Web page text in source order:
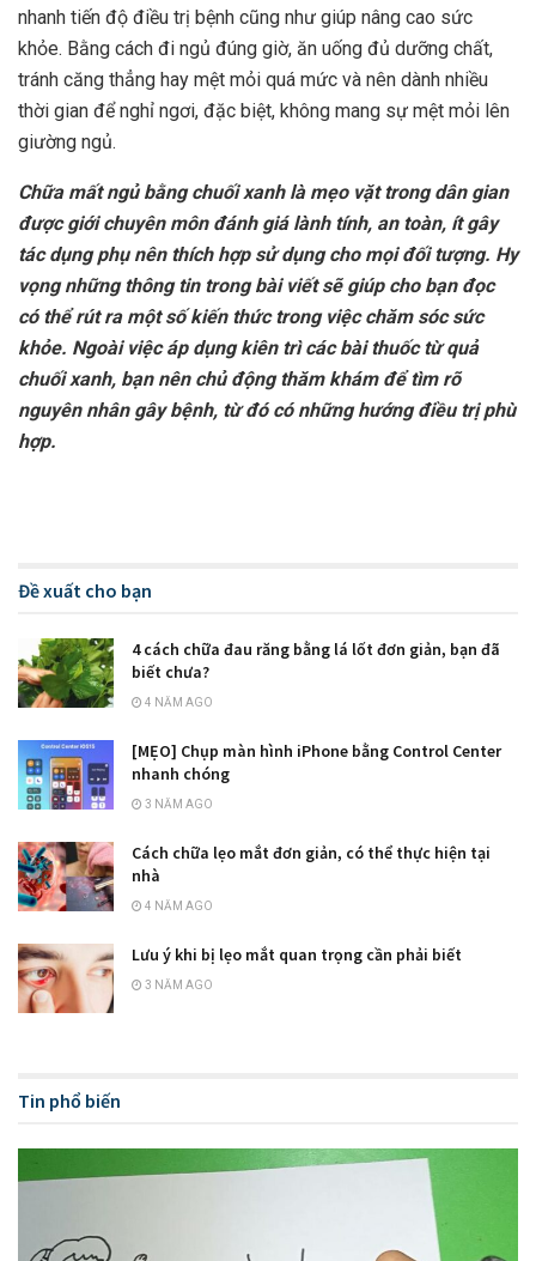
nhanh tiến độ điều trị bệnh cũng như giúp nâng cao sức
khỏe. Bằng cách đi ngủ đúng giờ, ăn uống đủ dưỡng chất,
tránh căng thẳng hay mệt mỏi quá mức và nên dành nhiều
thời gian để nghỉ ngơi, đặc biệt, không mang sự mệt mỏi lên
giường ngủ.
Chữa mất ngủ bằng chuối xanh là mẹo vặt trong dân gian
được giới chuyên môn đánh giá lành tính, an toàn, ít gây
tác dụng phụ nên thích hợp sử dụng cho mọi đối tượng. Hy
vọng những thông tin trong bài viết sẽ giúp cho bạn đọc
có thể rút ra một số kiến thức trong việc chăm sóc sức
khỏe. Ngoài việc áp dụng kiên trì các bài thuốc từ quả
chuối xanh, bạn nên chủ động thăm khám để tìm rõ
nguyên nhân gây bệnh, từ đó có những hướng điều trị phù
hợp.
Đề xuất cho bạn
4 cách chữa đau răng bằng lá lốt đơn giản, bạn đã
biết chưa?
4 NĂM AGO
[MẸO] Chụp màn hình iPhone bằng Control Center
nhanh chóng
3 NĂM AGO
Cách chữa lẹo mắt đơn giản, có thể thực hiện tại
nhà
4 NĂM AGO
Lưu ý khi bị lẹo mắt quan trọng cần phải biết
3 NĂM AGO
Tin phổ biến